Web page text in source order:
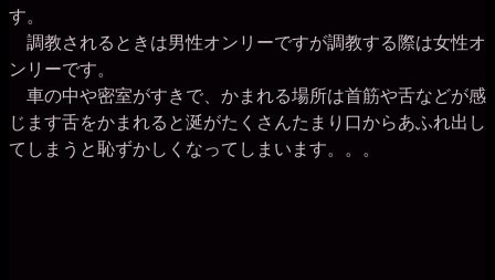
す。
調教されるときは男性オンリーですが調教する際は女性オ
ンリーです。
車の中や密室がすきで、かまれる場所は首筋や舌などが感
じます舌をかまれると涎がたくさんたまり口からあふれ出し
てしまうと恥ずかしくなってしまいます。。。